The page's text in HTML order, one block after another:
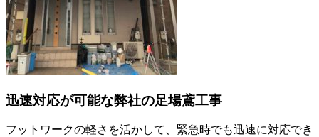
迅速対応が可能な弊社の足場鳶工事
フットワークの軽さを活かして、緊急時でも迅速に対応でき